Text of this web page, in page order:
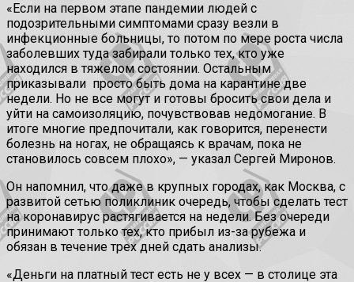
«Если на первом этапе пандемии людей с
подозрительными симптомами сразу везли в
инфекционные больницы, то потом по мере роста числа
заболевших туда забирали только тех, кто уже
находился в тяжелом состоянии. Остальным
приказывали просто быть дома на карантине две
недели. Но не все могут и готовы бросить свои дела и
уйти на самоизоляцию, почувствовав недомогание. В
итоге многие предпочитали, как говорится, перенести
болезнь на ногах, не обращаясь к врачам, пока не
становилось совсем плохо», — указал Сергей Миронов.
Он напомнил, что даже в крупных городах, как Москва, с
развитой сетью поликлиник очередь, чтобы сделать тест
на коронавирус растягивается на недели. Без очереди
принимают только тех, кто прибыл из-за рубежа и
обязан в течение трех дней сдать анализы.
«Деньги на платный тест есть не у всех — в столице эта